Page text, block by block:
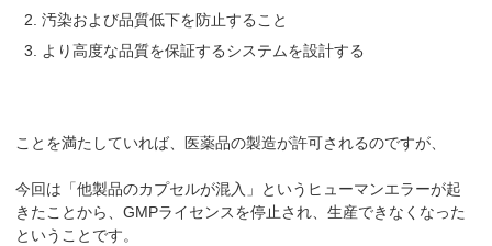
汚染および品質低下を防止すること
より高度な品質を保証するシステムを設計する
ことを満たしていれば、医薬品の製造が許可されるのですが、
今回は「他製品のカプセルが混入」というヒューマンエラーが起
きたことから、GMPライセンスを停止され、生産できなくなった
ということです。